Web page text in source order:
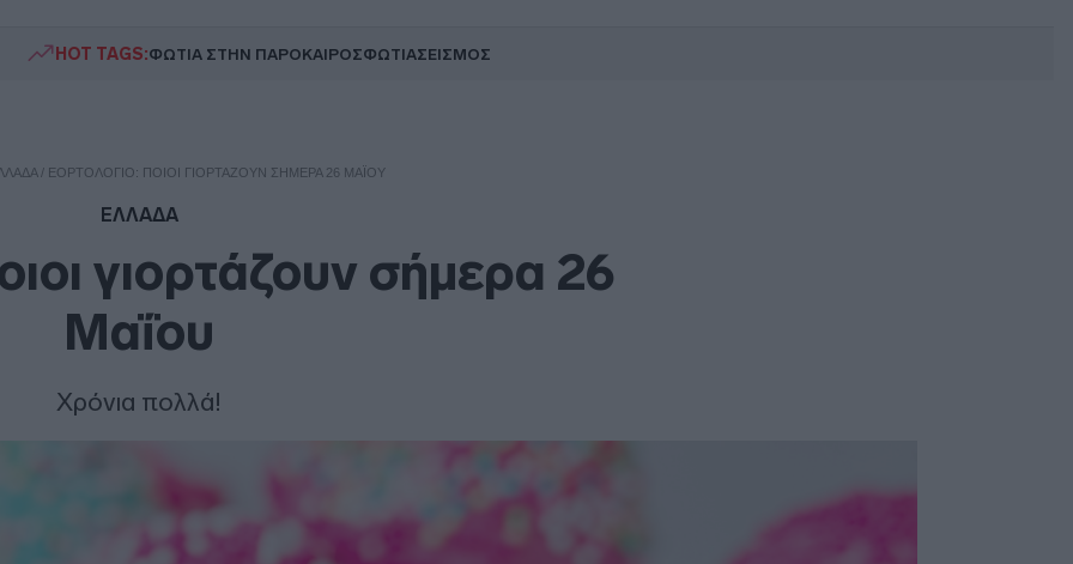
HOT TAGS:ΦΩΤΙΑ ΣΤΗΝ ΠΑΡΟΚΑΙΡΟΣΦΩΤΙΑΣΕΙΣΜΟΣ
/ ΕΟΡΤΟΛΌΓΙΟ: ΠΟΙΟΙ ΓΙΟΡΤΆΖΟΥΝ ΣΉΜΕΡΑ 26 ΜΑΪ́ΟΥ
ΕΛΛΑΔΑ
γιορτάζουν σήμερα 26
Μαΐου
Χρόνια πολλά!